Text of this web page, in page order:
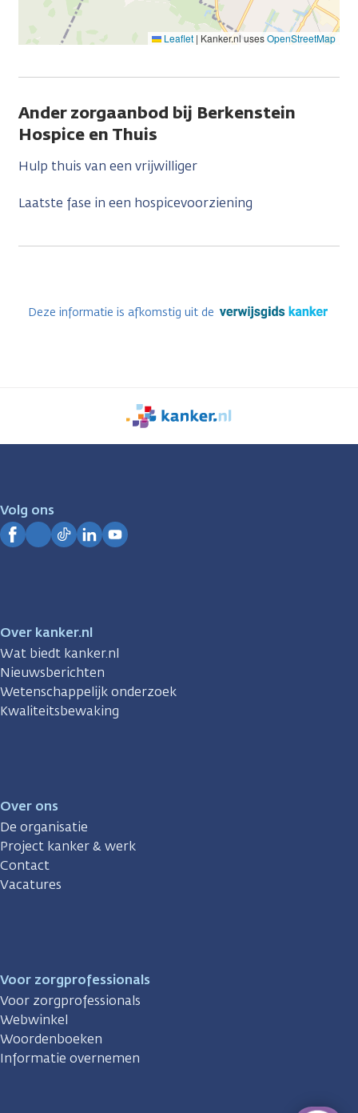
Leaflet | Kanker.nl usesOpenStreetMap
Ander zorgaanbod bij Berkenstein
Hospice en Thuis
Hulp thuis van een vrijwilliger
Laatste fase in een hospicevoorziening
Deze informatie is afkomstig uit de
We
zijn
Volg ons
Over kanker.nl
Wat biedt kanker.nl
Nieuwsberichten
Wetenschappelijk onderzoek
Kwaliteitsbewaking
Over ons
De organisatie
Project kanker & werk
Contact
Vacatures
Voor zorgprofessionals
Voor zorgprofessionals
Webwinkel
Woordenboeken
Informatie overnemen